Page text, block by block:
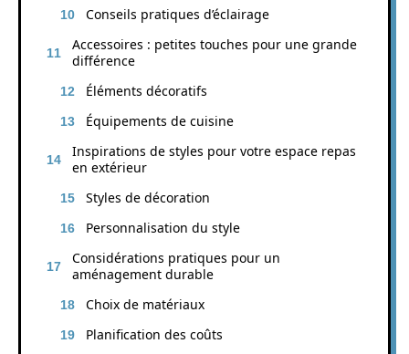
Conseils pratiques d’éclairage
Accessoires : petites touches pour une grande
différence
Éléments décoratifs
Équipements de cuisine
Inspirations de styles pour votre espace repas
en extérieur
Styles de décoration
Personnalisation du style
Considérations pratiques pour un
aménagement durable
Choix de matériaux
Planification des coûts